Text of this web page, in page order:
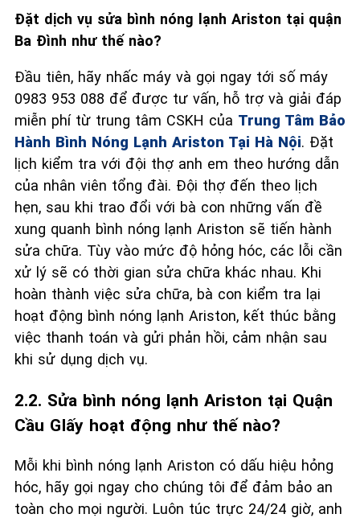
Đặt dịch vụ sửa bình nóng lạnh Ariston tại quận
Ba Đình như thế nào?
Đầu tiên, hãy nhấc máy và gọi ngay tới số máy
0983 953 088 để được tư vấn, hỗ trợ và giải đáp
miễn phí từ trung tâm CSKH của Trung Tâm Bảo
Hành Bình Nóng Lạnh Ariston Tại Hà Nội. Đặt
lịch kiểm tra với đội thợ anh em theo hướng dẫn
của nhân viên tổng đài. Đội thợ đến theo lịch
hẹn, sau khi trao đổi với bà con những vấn đề
xung quanh bình nóng lạnh Ariston sẽ tiến hành
sửa chữa. Tùy vào mức độ hỏng hóc, các lỗi cần
xử lý sẽ có thời gian sửa chữa khác nhau. Khi
hoàn thành việc sửa chữa, bà con kiểm tra lại
hoạt động bình nóng lạnh Ariston, kết thúc bằng
việc thanh toán và gửi phản hồi, cảm nhận sau
khi sử dụng dịch vụ.
2.2. Sửa bình nóng lạnh Ariston tại Quận
Cầu GIấy hoạt động như thế nào?
Mỗi khi bình nóng lạnh Ariston có dấu hiệu hỏng
hóc, hãy gọi ngay cho chúng tôi để đảm bảo an
toàn cho mọi người. Luôn túc trực 24/24 giờ, anh